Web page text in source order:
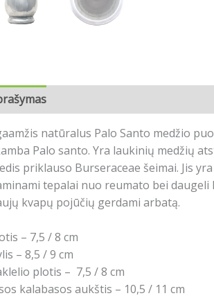
natūralus Palo Santo medžio
Palo santo. Yra laukinių medžių
priklauso Burseraceae šeimai. Jis
tepalai nuo reumato bei
kvapų pojūčių gerdami arbatą.
– 7,5 / 8 cm
– 8,5 / 9 cm
plotis – 7,5 / 8 cm
kalabasos aukštis – 10,5 / 11 cm